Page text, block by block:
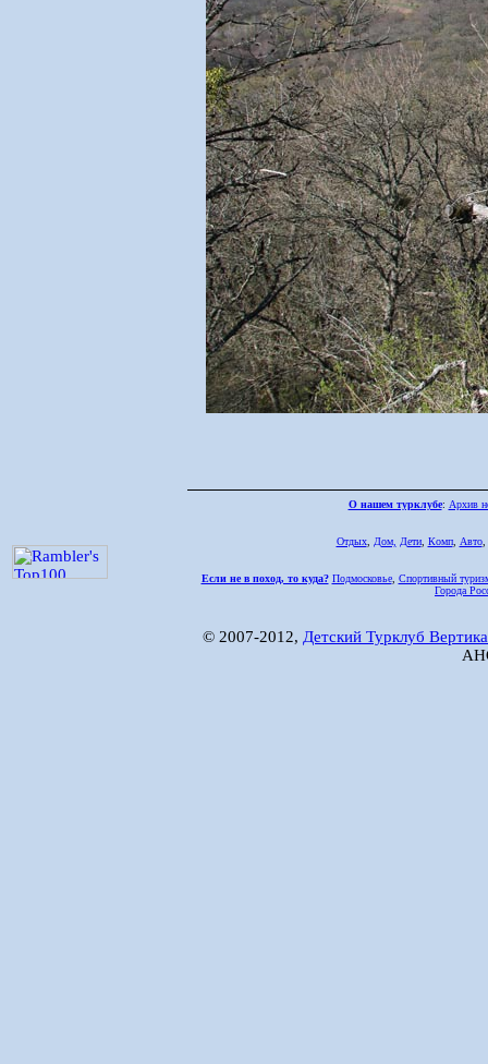
О нашем турклубе: Архив
Отдых, Дом, Дети, Комп, Авто,
Если не в поход, то куда? Подмосковье, Спортивный
Города
© 2007-2012, Детский Турклуб